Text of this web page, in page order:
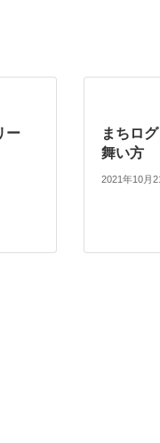
ー
まちロ
舞い方
2021年10月